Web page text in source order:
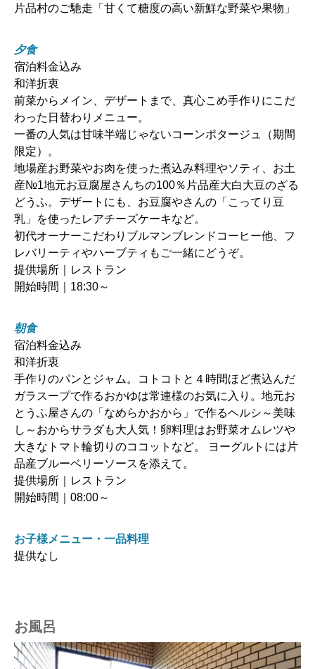
片品村のご馳走「甘くて糖度の高い新鮮な野菜や果物」
夕食
宿泊料金込み
和洋折衷
前菜からメイン、デザートまで、真心こめ手作りにこだ
わった日替わりメニュー。
一番の人気は甘味半端じゃないコーンポタージュ（期間
限定）。
地場産お野菜やお肉を使った煮込み料理やソティ、お土
産№1地元お豆腐屋さんちの100％片品産大白大豆のざる
どうふ。デザートにも、お豆腐やさんの「こってり豆
乳」を使ったレアチーズケーキなど。
初代オーナーこだわりブルマンブレンドコーヒー他、フ
レバリーティやハーブティもご一緒にどうぞ。
提供場所｜レストラン
開始時間｜18:30～
朝食
宿泊料金込み
和洋折衷
手作りのパンとジャム。コトコトと４時間ほど煮込んだ
ガラスープで作るおかゆは常連様のお気に入り。地元お
とうふ屋さんの「なめらかおから」で作るヘルシ～美味
し～おからサラダも大人気！卵料理はお野菜オムレツや
大きなトマト輪切りのココットなど。 ヨーグルトには片
品産ブルーベリーソースを添えて。
提供場所｜レストラン
開始時間｜08:00～
お子様メニュー・一品料理
提供なし
お風呂